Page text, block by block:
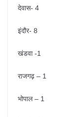
देवास- 4
इंदौर- 8
खंडवा -1
राजगढ़ – 1
भोपाल – 1